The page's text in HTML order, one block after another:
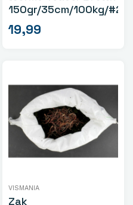
150gr/35cm/100kg/#2/0
19,99
VISMANIA
Zak